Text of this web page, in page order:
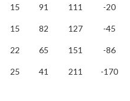
15 91 111 -20
15 82 127 -45
22 65 151 -86
25 41 211 -170